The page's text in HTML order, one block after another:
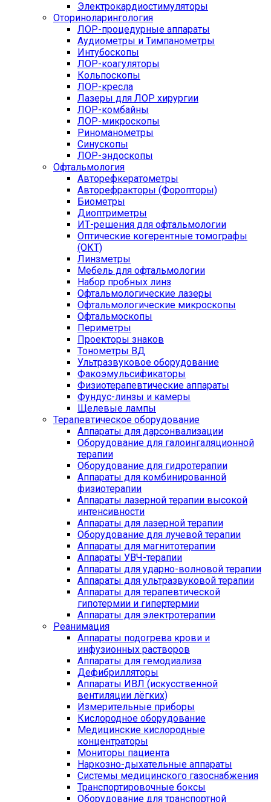
Электрокардиостимуляторы
Оториноларингология
ЛОР-процедурные аппараты
Аудиометры и Тимпанометры
Интубоскопы
ЛОР-коагуляторы
Кольпоскопы
ЛОР-кресла
Лазеры для ЛОР хирургии
ЛОР-комбайны
ЛОР-микроскопы
Риноманометры
Синускопы
ЛОР-эндоскопы
Офтальмология
Авторефкератометры
Авторефракторы (Форопторы)
Биометры
Диоптриметры
ИТ-решения для офтальмологии
Оптические когерентные томографы
(ОКТ)
Линзметры
Мебель для офтальмологии
Набор пробных линз
Офтальмологические лазеры
Офтальмологические микроскопы
Офтальмоскопы
Периметры
Проекторы знаков
Тонометры ВД
Ультразвуковое оборудование
Факоэмульсификаторы
Физиотерапевтические аппараты
Фундус-линзы и камеры
Щелевые лампы
Терапевтическое оборудование
Аппараты для дарсонвализации
Оборудование для галоингаляционной
терапии
Оборудование для гидротерапии
Аппараты для комбинированной
физиотерапии
Аппараты лазерной терапии высокой
интенсивности
Аппараты для лазерной терапии
Оборудование для лучевой терапии
Аппараты для магнитотерапии
Аппараты УВЧ-терапии
Аппараты для ударно-волновой терапии
Аппараты для ультразвуковой терапии
Аппараты для терапевтической
гипотермии и гипертермии
Аппараты для электротерапии
Реанимация
Аппараты подогрева крови и
инфузионных растворов
Аппараты для гемодиализа
Дефибрилляторы
Аппараты ИВЛ (искусственной
вентиляции лёгких)
Измерительные приборы
Кислородное оборудование
Медицинские кислородные
концентраторы
Мониторы пациента
Наркозно-дыхательные аппараты
Системы медицинского газоснабжения
Транспортировочные боксы
Оборудование для транспортной